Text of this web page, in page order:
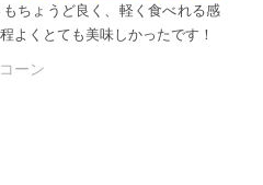
ちょうど良く、軽く食べれる感
よくとても美味しかったです！
ーン